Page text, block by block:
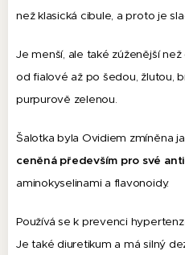
než klasická cibule, a proto je
Je menší, ale také zúženější
od fialové až po šedou, žlutou,
purpurově zelenou.
Šalotka byla Ovidiem zmíněna
ceněná především pro své
aminokyselinami a flavonoidy.
Používá se k prevenci
Je také diuretikum a má silný